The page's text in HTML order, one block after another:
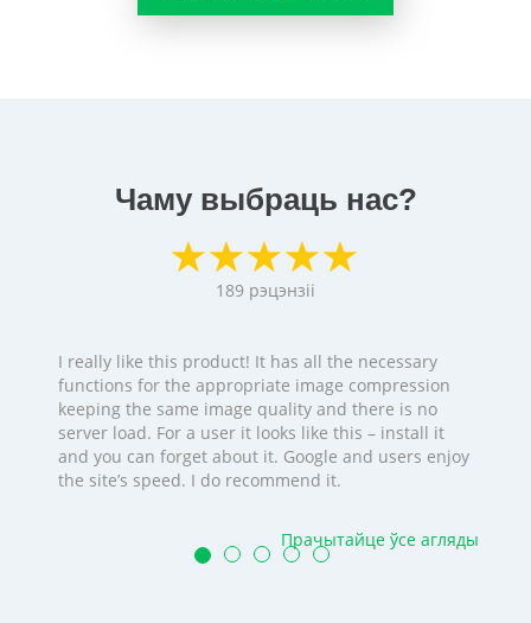
Чаму выбраць нас?
189 рэцэнзіі
I really like this product! It has all the necessary
functions for the appropriate image compression
keeping the same image quality and there is no
server load. For a user it looks like this – install it
and you can forget about it. Google and users enjoy
the site’s speed. I do recommend it.
Прачытайце ўсе агляды